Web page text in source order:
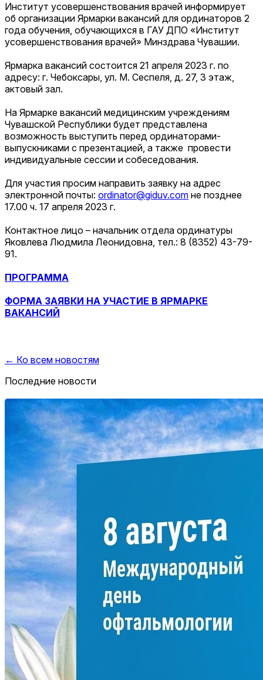
Институт усовершенствования врачей информирует
об организации Ярмарки вакансий для ординаторов 2
года обучения, обучающихся в ГАУ ДПО «Институт
усовершенствования врачей» Минздрава Чувашии.
Ярмарка вакансий состоится 21 апреля 2023 г. по
адресу: г. Чебоксары, ул. М. Сеспеля, д. 27, 3 этаж,
актовый зал.
На Ярмарке вакансий медицинским учреждениям
Чувашской Республики будет представлена
возможность выступить перед ординаторами-
выпускниками с презентацией, а также провести
индивидуальные сессии и собеседования.
Для участия просим направить заявку на адрес
электронной почты: ordinator@giduv.com не позднее
17.00 ч. 17 апреля 2023 г.
Контактное лицо – начальник отдела ординатуры
Яковлева Людмила Леонидовна, тел.: 8 (8352) 43-79-
91.
ПРОГРАММА
ФОРМА ЗАЯВКИ НА УЧАСТИЕ В ЯРМАРКЕ
ВАКАНСИЙ
← Ко всем новостям
Последние новости